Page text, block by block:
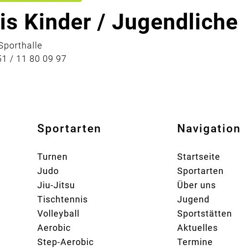
Kinder / Jugendliche
/ 11 80 09 97
Sportarten
Turnen
Judo
Jiu-Jitsu
Tischtennis
Volleyball
Aerobic
Step-Aerobic
Navigation
Startseite
Sportarten
Über uns
Jugend
Sportstätten
Aktuelles
Termine